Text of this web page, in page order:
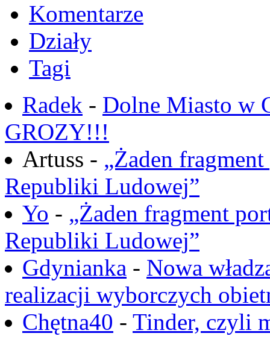
Komentarze
Działy
Tagi
Radek - Dolne Miasto w
GROZY!!!
Artuss - „Żaden
Republiki Ludowej”
Yo - „Żaden fragment
Republiki Ludowej”
Gdynianka - Nowa
realizacji wyborczych
Chętna40 - Tinder, czyli